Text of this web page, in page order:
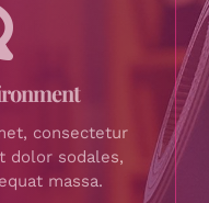
consectetur
dolor sodales,
massa.